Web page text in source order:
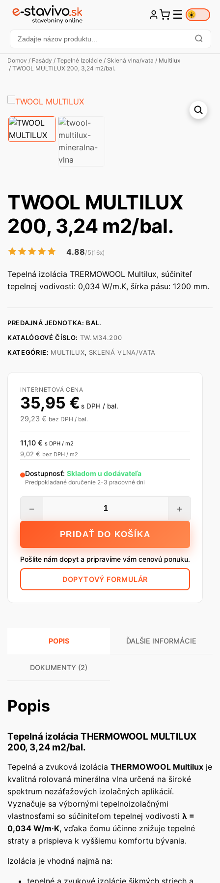
☰ ☀️
Domov / Fasády / Tepelné Izolácie / Sklená vlna/vata / Multilux
/ TWOOL MULTILUX 200, 3,24 m2/bal.
TWOOL MULTILUX
200, 3,24 m2/bal.
4.88/5(16x)
Tepelná izolácia TRERMOWOOL Multilux, súčiniteľ
tepelnej vodivosti: 0,034 W/m.K, šírka pásu: 1200 mm.
PREDAJNÁ JEDNOTKA: BAL.
KATALÓGOVÉ ČÍSLO: TW.M34.200
KATEGÓRIE: MULTILUX, SKLENÁ VLNA/VATA
INTERNETOVÁ CENA
35,95 € s DPH / bal.
29,23 € bez DPH / bal.
11,10 € s DPH / m2
9,02 € bez DPH / m2
Dostupnosť: Skladom u dodávateľa
Predpokladané doručenie 2-3 pracovné dni
3,24
m2/bal.
− +
PRIDAŤ DO KOŠÍKA
Pošlite nám dopyt a pripravíme vám cenovú ponuku.
DOPYTOVÝ FORMULÁR
POPIS ĎALŠIE INFORMÁCIE
DOKUMENTY (2)
Popis
Tepelná izolácia THERMOWOOL MULTILUX
200, 3,24 m2/bal.
Tepelná a zvuková izolácia THERMOWOOL Multilux je
kvalitná rolovaná minerálna vlna určená na široké
spektrum nezáťažových izolačných aplikácií.
Vyznačuje sa výbornými tepelnoizolačnými
vlastnosťami so súčiniteľom tepelnej vodivosti λ =
0,034 W/m·K, vďaka čomu účinne znižuje tepelné
straty a prispieva k vyššiemu komfortu bývania.
Izolácia je vhodná najmä na:
tepelné a zvukové izolácie šikmých striech a